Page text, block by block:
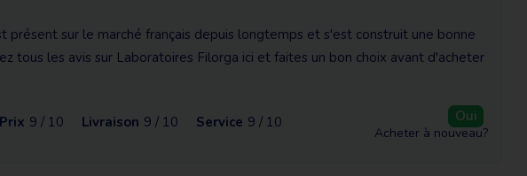
présent sur le marché français depuis longtemps et s'est construit une bonne
tous les avis sur Laboratoires Filorga ici et faites un bon choix avant d'acheter
Prix 9 / 10 Livraison 9 / 10 Service 9 / 10 Oui
Acheter à nouveau?